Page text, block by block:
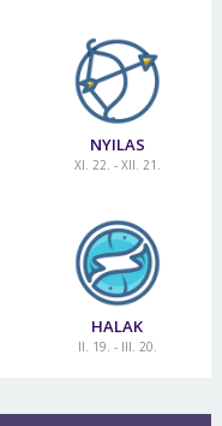
NYILAS
XI. 22. - XII. 21.
HALAK
II. 19. - III. 20.